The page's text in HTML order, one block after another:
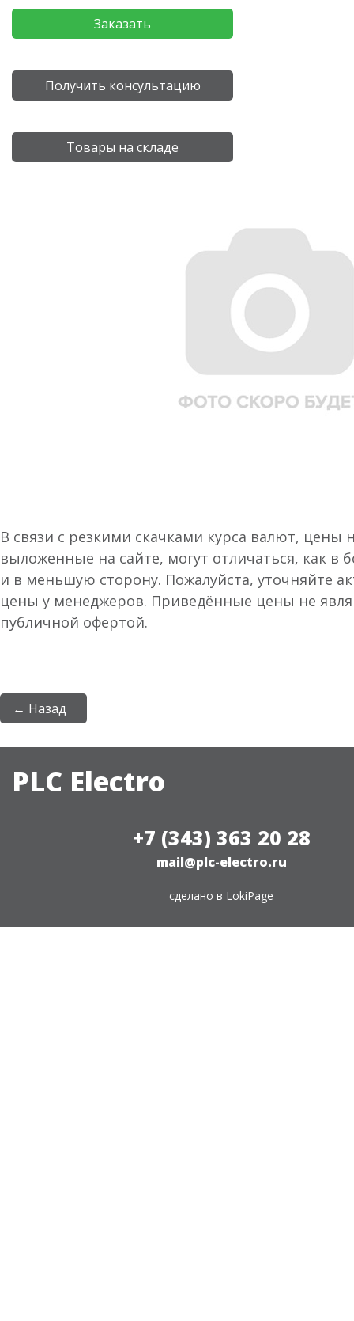
Заказать
Получить консультацию
Товары на складе
В связи с резкими скачками курса валют, цены
выложенные на сайте, могут отличаться, как в
и в меньшую сторону. Пожалуйста, уточняйте
цены у менеджеров. Приведённые цены не
публичной офертой.
← Назад
PLC Electro
+7 (343) 363 20 28
mail@plc-electro.ru
сделано в LokiPage